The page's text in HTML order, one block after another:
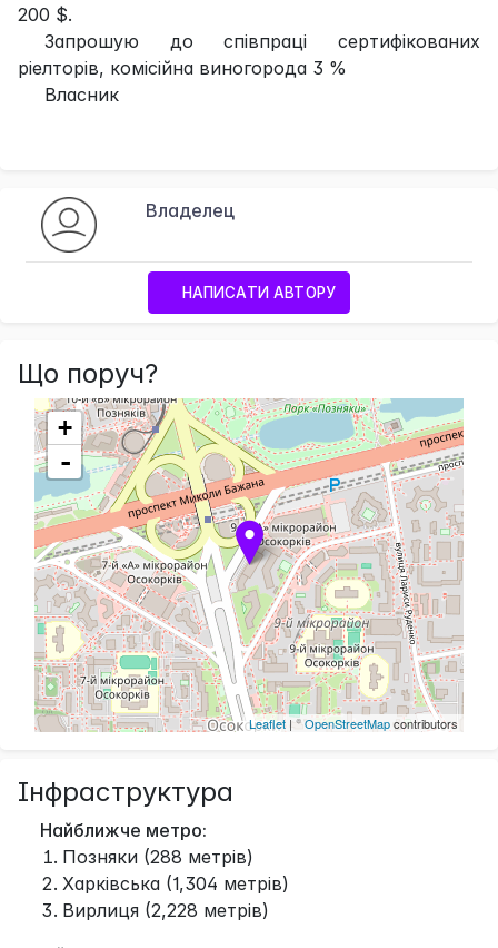
200 $.
Запрошую до співпраці сертифікованих
ріелторів, комісійна виногорода 3 %
Власник
Владелец
НАПИСАТИ АВТОРУ
Що поруч?
+
-
Leaflet | ©OpenStreetMapcontributors
Інфраструктура
Найближче метро:
Позняки (288 метрів)
Харківська (1,304 метрів)
Вирлиця (2,228 метрів)